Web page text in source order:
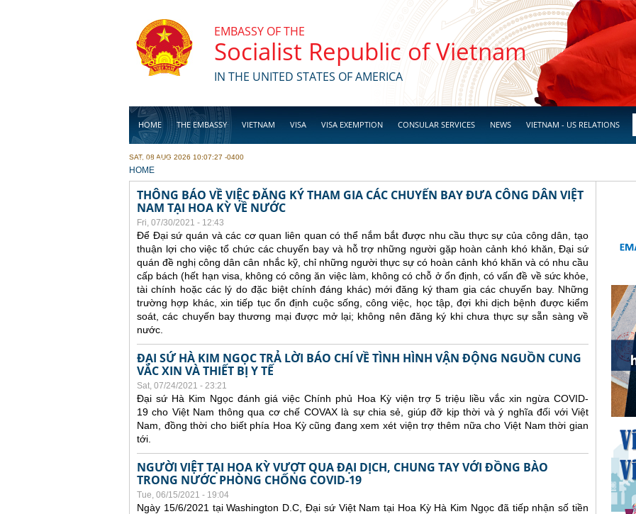
EMBASSY OF THE
Socialist Republic of Vietnam
IN THE UNITED STATES OF AMERICA
HOME THE EMBASSY VIETNAM VISA VISA EXEMPTION CONSULAR SERVICES NEWS VIETNAM - US RELATIONS
BUSINESS
SAT, 08 AUG 2026 10:07:27 -0400
YOU ARE HERE
HOME
THÔNG BÁO VỀ VIỆC ĐĂNG KÝ THAM GIA CÁC CHUYẾN BAY ĐƯA CÔNG DÂN VIỆT
NAM TẠI HOA KỲ VỀ NƯỚC
Fri, 07/30/2021 - 12:43
Để Đại sứ quán và các cơ quan liên quan có thể nắm bắt được nhu cầu thực sự của công dân, tạo
thuận lợi cho việc tổ chức các chuyến bay và hỗ trợ những người gặp hoàn cảnh khó khăn, Đại sứ
quán đề nghị công dân cân nhắc kỹ, chỉ những người thực sự có hoàn cảnh khó khăn và có nhu cầu
cấp bách (hết hạn visa, không có công ăn việc làm, không có chỗ ở ổn định, có vấn đề về sức khỏe,
tài chính hoặc các lý do đặc biệt chính đáng khác) mới đăng ký tham gia các chuyến bay. Những
trường hợp khác, xin tiếp tục ổn định cuộc sống, công việc, học tập, đợi khi dịch bệnh được kiểm
soát, các chuyến bay thương mại được mở lại; không nên đăng ký khi chưa thực sự sẵn sàng về
nước.
ĐẠI SỨ HÀ KIM NGỌC TRẢ LỜI BÁO CHÍ VỀ TÌNH HÌNH VẬN ĐỘNG NGUỒN CUNG
VẮC XIN VÀ THIẾT BỊ Y TẾ
Sat, 07/24/2021 - 23:21
Đại sứ Hà Kim Ngọc đánh giá việc Chính phủ Hoa Kỳ viện trợ 5 triệu liều vắc xin ngừa COVID-
19 cho Việt Nam thông qua cơ chế COVAX là sự chia sẻ, giúp đỡ kịp thời và ý nghĩa đối với Việt
Nam, đồng thời cho biết phía Hoa Kỳ cũng đang xem xét viện trợ thêm nữa cho Việt Nam thời gian
tới.
NGƯỜI VIỆT TẠI HOA KỲ VƯỢT QUA ĐẠI DỊCH, CHUNG TAY VỚI ĐỒNG BÀO
TRONG NƯỚC PHÒNG CHỐNG COVID-19
Tue, 06/15/2021 - 19:04
Ngày 15/6/2021 tại Washington D.C, Đại sứ Việt Nam tại Hoa Kỳ Hà Kim Ngọc đã tiếp nhận số tiền